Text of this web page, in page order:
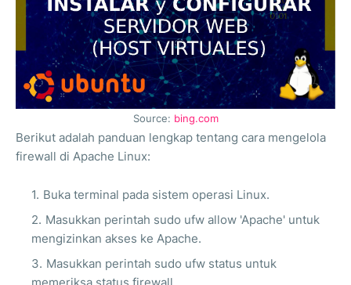
Source: bing.com
Berikut adalah panduan lengkap tentang cara mengelola
firewall di Apache Linux:
Buka terminal pada sistem operasi Linux.
Masukkan perintah sudo ufw allow 'Apache' untuk
mengizinkan akses ke Apache.
Masukkan perintah sudo ufw status untuk